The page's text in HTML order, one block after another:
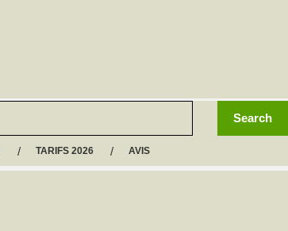
TARIFS 2026 AVIS